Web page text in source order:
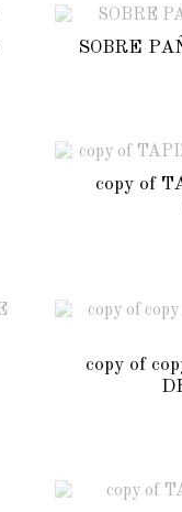
SOBRE
copy of
copy of